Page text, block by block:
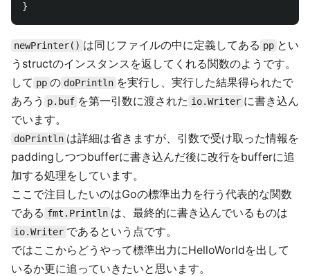
}
newPrinter() は同じファイルの中に定義してある pp とい
うstructのインスタンスを返してくれる関数のようです。
して pp の doPrintln を実行し、実行した結果得られたで
あろう p.buf を第一引数に渡された io.Writer に書き込ん
でいます。
doPrintln は詳細は省きますが、引数で受け取った情報を
paddingしつつbufferに書き込んだ後に改行をbufferに追
加する処理をしています。
ここで注目したいのはGoの標準出力を行う代表的な関数
である fmt.Println は、最終的に書き込んでいるものは
io.Writer であるという点です。
ではここからどうやって標準出力にHelloWorldを出して
いるか更に追っていきたいと思います。